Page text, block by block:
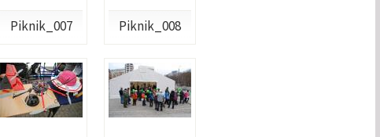
Piknik_007 Piknik_008